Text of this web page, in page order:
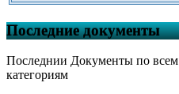
Последние документы
Последнии Документы по всем
категориям